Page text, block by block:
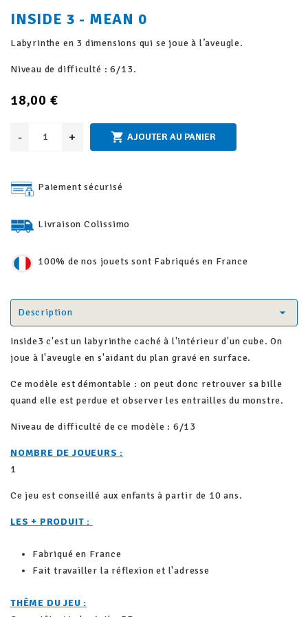
INSIDE 3 - MEAN 0
Labyrinthe en 3 dimensions qui se joue à l’aveugle.
Niveau de difficulté : 6/13.
18,00 €
- +  AJOUTER AU PANIER
Paiement sécurisé
Livraison Colissimo
100% de nos jouets sont Fabriqués en France
Description
Inside3 c'est un labyrinthe caché à l'intérieur d'un cube. On
joue à l'aveugle en s'aidant du plan gravé en surface.
Ce modèle est démontable : on peut donc retrouver sa bille
quand elle est perdue et observer les entrailles du monstre.
Niveau de difficulté de ce modèle : 6/13
NOMBRE DE JOUEURS :
1
Ce jeu est conseillé aux enfants à partir de 10 ans.
LES + PRODUIT :
Fabriqué en France
Fait travailler la réflexion et l'adresse
THÈME DU JEU :